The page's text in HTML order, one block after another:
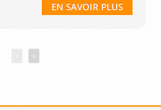
EN SAVOIR PLUS
›